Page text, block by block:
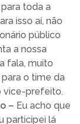
toda a
isso aí, não
público
a nossa
fala, muito
o time da
vice-prefeito.
– Eu acho que
participei lá